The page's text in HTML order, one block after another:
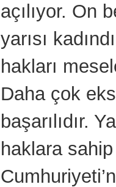
açılıyor. On
yarısı
hakları
Daha çok
başarılıdır.
haklara